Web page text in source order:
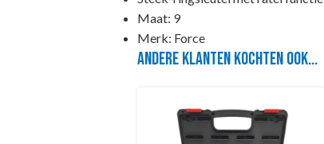
Maat: 9
Merk: Force
Andere klanten kochten ook...